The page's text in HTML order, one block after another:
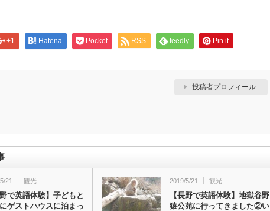
+1 Hatena Pocket RSS feedly Pin it
投稿者プロフィール
21 観光
野で英語体験】子どもと
ゲストハウスに泊まっ
2019/5/21 観光
【長野で英語体験】地獄谷野
猿公苑に行ってきました②い